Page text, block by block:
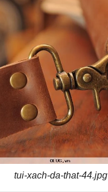
tui-xach-da-that-44.jpg